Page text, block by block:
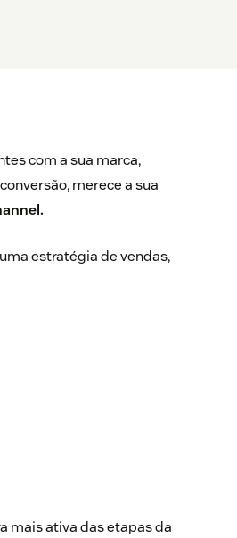
com a sua marca,
merece a sua
estratégia de vendas,
mais ativa das etapas da